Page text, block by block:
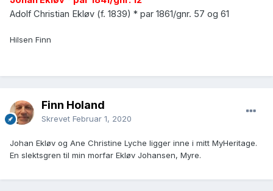
Adolf Christian Ekløv (f. 1839) * par 1861/gnr. 57 og 61
Hilsen Finn
Finn Holand
Skrevet Februar 1, 2020
Johan Ekløv og Ane Christine Lyche ligger inne i mitt MyHeritage.
En slektsgren til min morfar Ekløv Johansen, Myre.